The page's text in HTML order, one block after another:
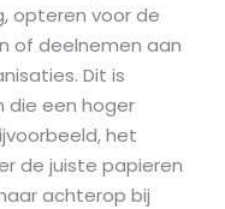
opteren voor de
of deelnemen aan
Dit is
die een hoger
het
de juiste papieren
achterop bij